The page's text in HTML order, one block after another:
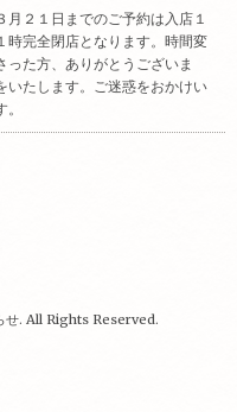
２１日までのご予約は入店１
時完全閉店となります。時間変
た方、ありがとうございま
いたします。ご迷惑をおかけい
せ. All Rights Reserved.